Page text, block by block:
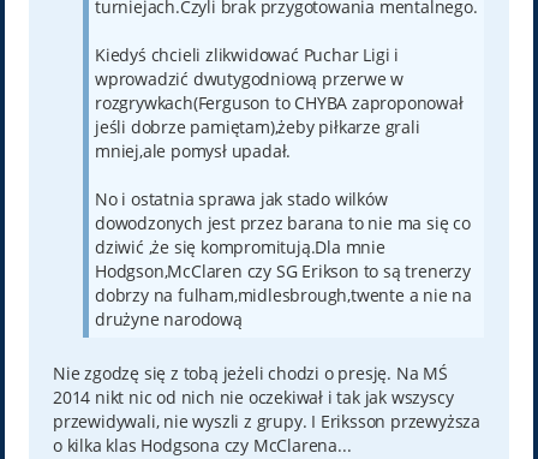
turniejach.Czyli brak przygotowania mentalnego.
Kiedyś chcieli zlikwidować Puchar Ligi i
wprowadzić dwutygodniową przerwe w
rozgrywkach(Ferguson to CHYBA zaproponował
jeśli dobrze pamiętam),żeby piłkarze grali
mniej,ale pomysł upadał.
No i ostatnia sprawa jak stado wilków
dowodzonych jest przez barana to nie ma się co
dziwić ,że się kompromitują.Dla mnie
Hodgson,McClaren czy SG Erikson to są trenerzy
dobrzy na fulham,midlesbrough,twente a nie na
drużyne narodową
Nie zgodzę się z tobą jeżeli chodzi o presję. Na MŚ
2014 nikt nic od nich nie oczekiwał i tak jak wszyscy
przewidywali, nie wyszli z grupy. I Eriksson przewyższa
o kilka klas Hodgsona czy McClarena...